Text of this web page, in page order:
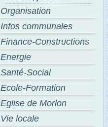
Organisation
Infos communales
Finance-Constructions
Energie
Santé-Social
Ecole-Formation
Eglise de Morlon
Vie locale